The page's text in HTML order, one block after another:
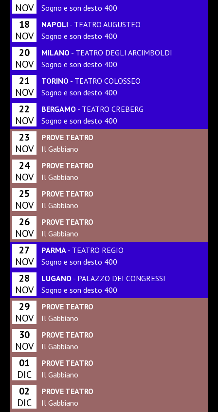
NOV
Sogno e son desto 400
18
NOV
NAPOLI - TEATRO AUGUSTEO
Sogno e son desto 400
20
NOV
MILANO - TEATRO DEGLI ARCIMBOLDI
Sogno e son desto 400
21
NOV
TORINO - TEATRO COLOSSEO
Sogno e son desto 400
22
NOV
BERGAMO - TEATRO CREBERG
Sogno e son desto 400
23
NOV
PROVE TEATRO
Il Gabbiano
24
NOV
PROVE TEATRO
Il Gabbiano
25
NOV
PROVE TEATRO
Il Gabbiano
26
NOV
PROVE TEATRO
Il Gabbiano
27
NOV
PARMA - TEATRO REGIO
Sogno e son desto 400
28
NOV
LUGANO - PALAZZO DEI CONGRESSI
Sogno e son desto 400
29
NOV
PROVE TEATRO
Il Gabbiano
30
NOV
PROVE TEATRO
Il Gabbiano
01
DIC
PROVE TEATRO
Il Gabbiano
02
DIC
PROVE TEATRO
Il Gabbiano